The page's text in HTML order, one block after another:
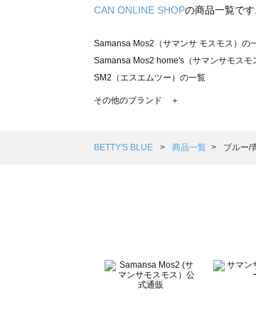
CAN ONLINE SHOPの商品一覧です
Samansa Mos2（サマンサ モスモス）の
Samansa Mos2 home's（サマンサモスモ
SM2（エスエムツー）の一覧
TSUHARU by Samansa Mos2（ツハルバ
Samansa Mos2 Lagom（サマンサモスモ
BETTY'S BLUE（べティーズブルー）の
Wpc.（ワールドパーティー）の一覧
その他のブランド ＋
BETTY'S BLUE 商品一覧 ブルー/